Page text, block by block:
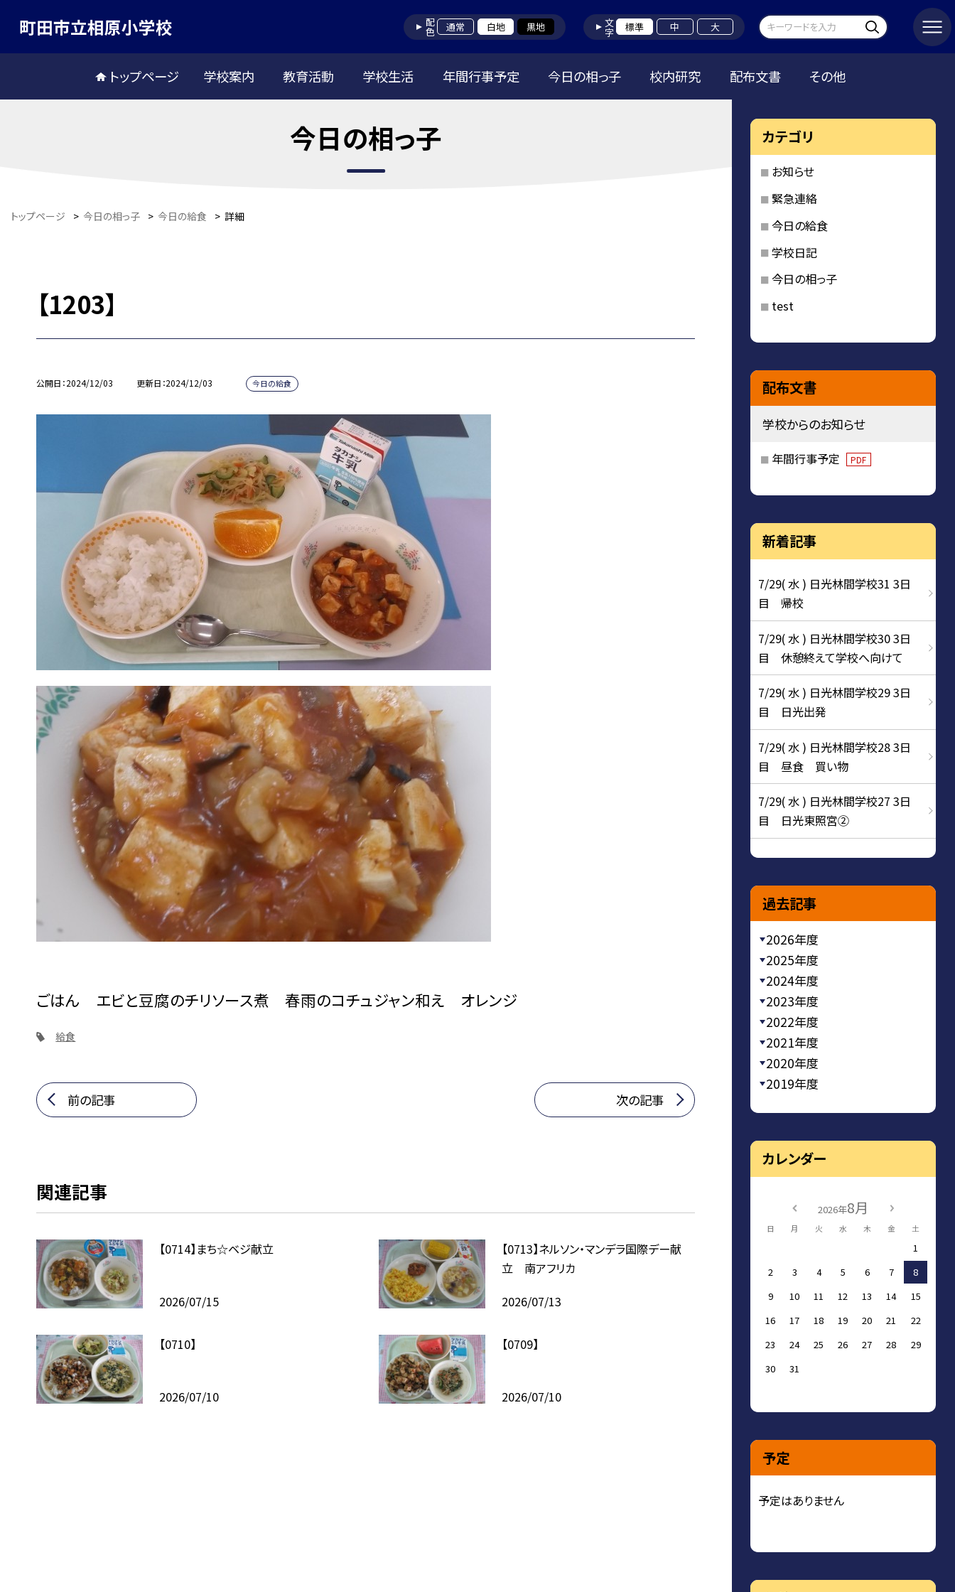
町田市立相原小学校 配色 通常 白地 黒地 文字 標準 中 大
トップページ 学校案内 教育活動 学校生活 年間行事予定 今日の相っ子 校内研究 配布文書 その他
今日の相っ子
トップページ > 今日の相っ子 > 今日の給食 > 詳細
【1203】
公開日 2024/12/03 更新日 2024/12/03 今日の給食
ごはん エビと豆腐のチリソース煮 春雨のコチュジャン和え オレンジ
給食
前の記事 次の記事
関連記事
【0714】まち☆ベジ献立
2026/07/15
【0713】ネルソン・マンデラ国際デー献
立 南アフリカ
2026/07/13
【0710】
2026/07/10
【0709】
2026/07/10
カテゴリ
お知らせ
緊急連絡
今日の給食
学校日記
今日の相っ子
test
配布文書
学校からのお知らせ
年間行事予定 PDF
新着記事
7/29( 水 ) 日光林間学校31 3日
目 帰校
7/29( 水 ) 日光林間学校30 3日
目 休憩終えて学校へ向けて
7/29( 水 ) 日光林間学校29 3日
目 日光出発
7/29( 水 ) 日光林間学校28 3日
目 昼食 買い物
7/29( 水 ) 日光林間学校27 3日
目 日光東照宮②
過去記事
2026年度
2025年度
2024年度
2023年度
2022年度
2021年度
2020年度
2019年度
カレンダー
2026年8月
日 月 火 水 木 金 土
1
2
3 4 5 6 7
8
9
10 11 12 13 14
15
16
17 18 19 20 21
22
23
24 25 26 27 28
29
30
31
予定
予定はありません